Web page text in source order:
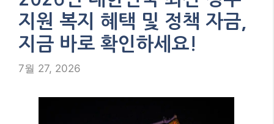
지원 복지 혜택 및 정책 자금,
지금 바로 확인하세요!
7월 27, 2026